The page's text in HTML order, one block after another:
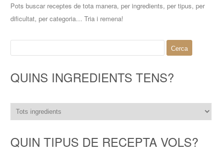
Pots buscar receptes de tota manera, per ingredients, per tipus, per
dificultat, per categoria… Tria i remena!
QUINS INGREDIENTS TENS?
QUIN TIPUS DE RECEPTA VOLS?